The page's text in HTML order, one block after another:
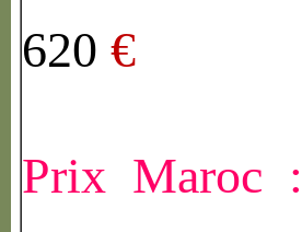
620 €
Prix Maroc :